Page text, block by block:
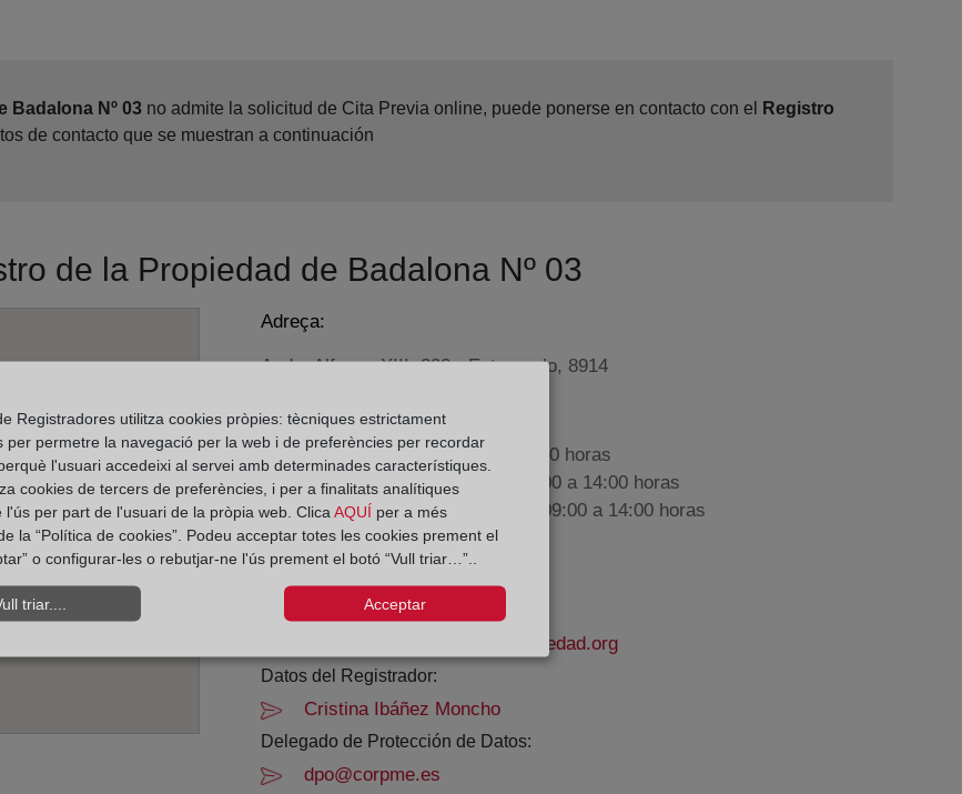
Badalona Nº 03 no admite la solicitud de Cita Previa online, puede ponerse en contacto con el
Registro
de contacto que se muestran a continuación
de la Propiedad de Badalona Nº 03
Adreça:
Avda. Alfonso XIII, 222 - Entresuelo, 8914
Horario:
De lunes a viernes de 09:00 a 17:00 horas
Agosto: De lunes a viernes de 09:00 a 14:00 horas
Los días 24 y 31 de diciembre de 09:00 a 14:00 horas
Datos de contacto:
(93) 388 13 00
badalona3@registrodelapropiedad.org
Datos del Registrador:
Cristina Ibáñez Moncho
Delegado de Protección de Datos:
dpo@corpme.es
Registradores utilitza cookies pròpies: tècniques estrictament
per permetre la navegació per la web i de preferències per recordar
l'usuari accedeixi al servei amb determinades característiques.
cookies de tercers de preferències, i per a finalitats analítiques
l'ús per part de l'usuari de la pròpia web. Clica AQUÍ per a més
la “Política de cookies”. Podeu acceptar totes les cookies prement el
o configurar-les o rebutjar-ne l'ús prement el botó “Vull triar…”..
triar.... Acceptar